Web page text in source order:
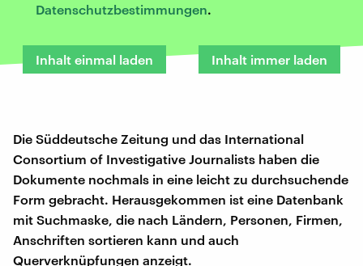
Datenschutzbestimmungen.
Inhalt einmal laden Inhalt immer laden
Die Süddeutsche Zeitung und das International
Consortium of Investigative Journalists haben die
Dokumente nochmals in eine leicht zu durchsuchende
Form gebracht. Herausgekommen ist eine Datenbank
mit Suchmaske, die nach Ländern, Personen, Firmen,
Anschriften sortieren kann und auch
Querverknüpfungen anzeigt.